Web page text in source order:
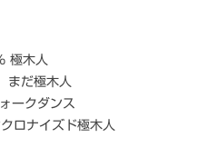
極木人
だ極木人
ークダンス
ロナイズド極木人